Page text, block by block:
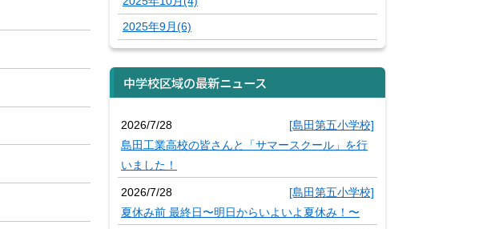
2025年9月(6)
中学校区域の最新ニュース
2026/7/28
[島田第五小学校]
島田工業高校の皆さんと「サマースクール」を行
いました！
2026/7/28
[島田第五小学校]
夏休み前 最終日〜明日からいよいよ夏休み！〜